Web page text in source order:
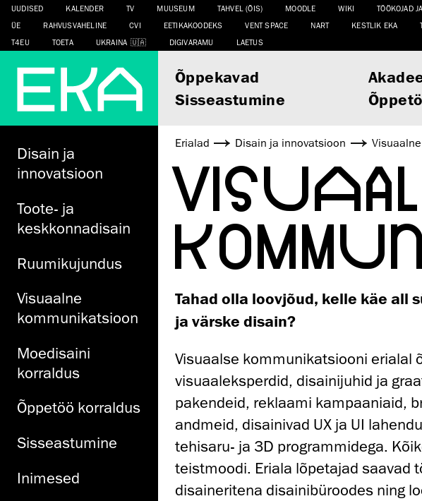
UUDISED KALENDER TV MUUSEUM TAHVEL (ÕIS) MOODLE WIKI TÖÖKOJAD
ÜE
RAHVUSVAHELINE CVI EETIKAKOODEKS VENT SPACE NART KESTLIK EKA
T4EU
TOETA UKRAINA DIGIVARAMU LAETUS
Õppekavad
Sisseastumine
Disain ja
innovatsioon
Toote- ja
keskkonnadisain
Ruumikujundus
Visuaalne
kommunikatsioon
Moedisaini
korraldus
Õppetöö korraldus
Sisseastumine
Inimesed
Erialad Disain ja innovatsioon
Tahad olla loovjõud, kelle käe all
ja värske disain?
Visuaalse kommunikatsiooni erialal
visuaaleksperdid, disainijuhid ja
pakendeid, reklaami kampaaniaid,
andmeid, disainivad UX ja UI
tehisaru- ja 3D programmidega.
teistmoodi. Eriala lõpetajad saavad
disaineritena disainibüroodes ning